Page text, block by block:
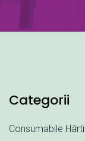
Categorii
Consumabile